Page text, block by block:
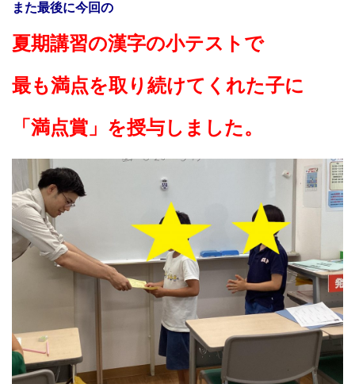
また最後に今回の
夏期講習の漢字の小テストで
最も満点を取り続けてくれた子に
「満点賞」を授与しました。